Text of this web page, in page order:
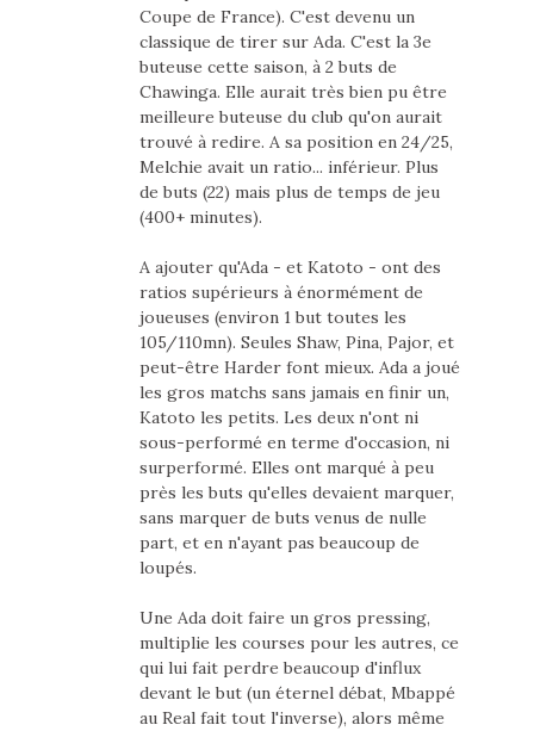
Coupe de France). C'est devenu un
classique de tirer sur Ada. C'est la 3e
buteuse cette saison, à 2 buts de
Chawinga. Elle aurait très bien pu être
meilleure buteuse du club qu'on aurait
trouvé à redire. A sa position en 24/25,
Melchie avait un ratio... inférieur. Plus
de buts (22) mais plus de temps de jeu
(400+ minutes).
A ajouter qu'Ada - et Katoto - ont des
ratios supérieurs à énormément de
joueuses (environ 1 but toutes les
105/110mn). Seules Shaw, Pina, Pajor, et
peut-être Harder font mieux. Ada a joué
les gros matchs sans jamais en finir un,
Katoto les petits. Les deux n'ont ni
sous-performé en terme d'occasion, ni
surperformé. Elles ont marqué à peu
près les buts qu'elles devaient marquer,
sans marquer de buts venus de nulle
part, et en n'ayant pas beaucoup de
loupés.
Une Ada doit faire un gros pressing,
multiplie les courses pour les autres, ce
qui lui fait perdre beaucoup d'influx
devant le but (un éternel débat, Mbappé
au Real fait tout l'inverse), alors même